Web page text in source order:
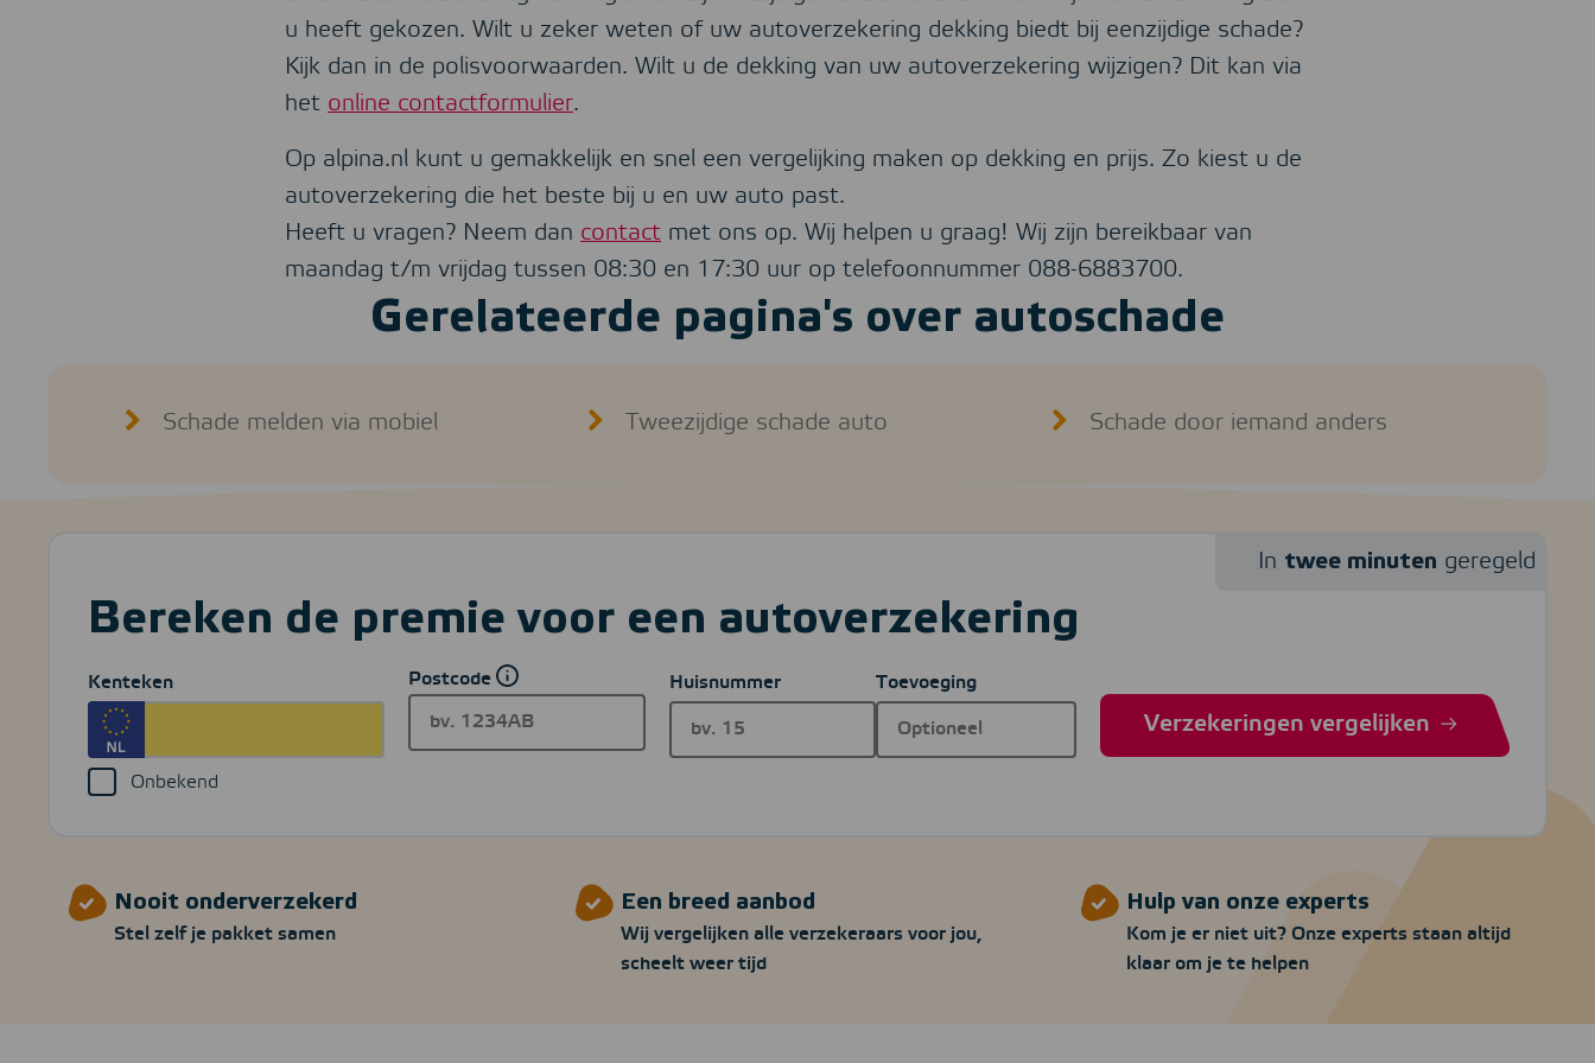
u heeft gekozen. Wilt u zeker weten of uw autoverzekering dekking biedt bij eenzijdige schade?
Kijk dan in de polisvoorwaarden. Wilt u de dekking van uw autoverzekering wijzigen? Dit kan via
het online contactformulier.
Op alpina.nl kunt u gemakkelijk en snel een vergelijking maken op dekking en prijs. Zo kiest u de
autoverzekering die het beste bij u en uw auto past.
Heeft u vragen? Neem dan contact met ons op. Wij helpen u graag! Wij zijn bereikbaar van
maandag t/m vrijdag tussen 08:30 en 17:30 uur op telefoonnummer 088-6883700.
Gerelateerde pagina's over autoschade
Schade melden via mobiel Tweezijdige schade auto Schade door iemand anders
Bereken de premie voor een autoverzekering
Kenteken
Onbekend
Postcode Huisnummer Toevoeging
Verzekeringen vergelijken
In twee minuten geregeld
Nooit onderverzekerd
Stel zelf je pakket samen
Een breed aanbod
Wij vergelijken alle verzekeraars voor jou,
scheelt weer tijd
Hulp van onze experts
Kom je er niet uit? Onze experts staan altijd
klaar om je te helpen